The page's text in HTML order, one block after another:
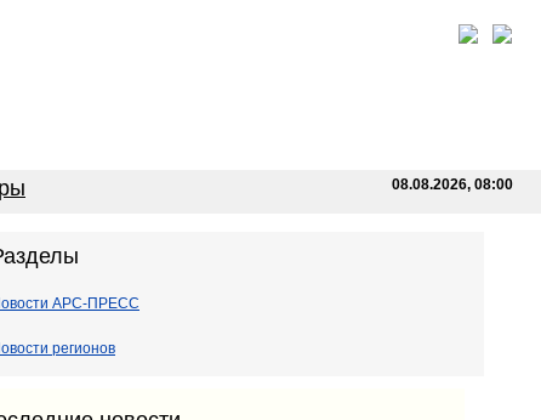
08.08.2026, 08:00
АРС-ПРЕСС
регионов